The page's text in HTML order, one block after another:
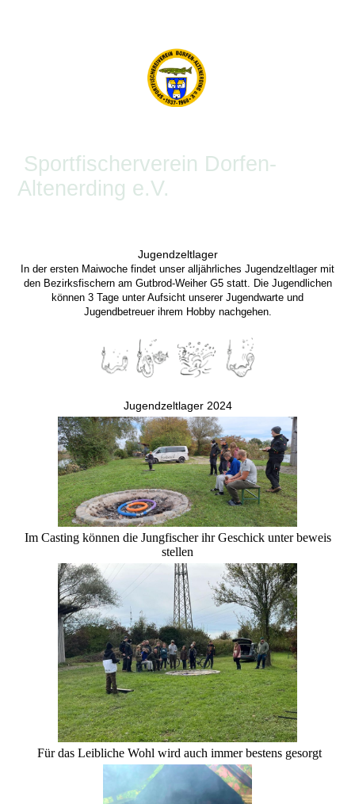
Sportfischerverein Dorfen-
Altenerding e.V.
Jugendzeltlager
In der ersten Maiwoche findet unser alljährliches Jugendzeltlager mit
den Bezirksfischern am Gutbrod-Weiher G5 statt. Die Jugendlichen
können 3 Tage unter Aufsicht unserer Jugendwarte und
Jugendbetreuer ihrem Hobby nachgehen.
Jugendzeltlager 2024
Im Casting können die Jungfischer ihr Geschick unter beweis
stellen
Für das Leibliche Wohl wird auch immer bestens gesorgt